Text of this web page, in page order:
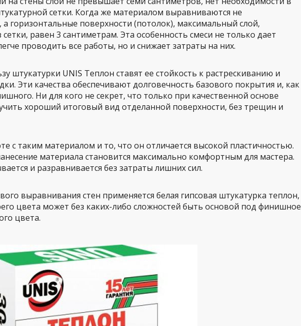
сетки. Когда же материалом выравниваются не
горизонтальные поверхности (потолок), максимальный слой,
равен 3 сантиметрам. Эта особенность смеси не только дает
проводить все работы, но и снижает затраты на них.
штукатурки UNIS Теплон ставят ее стойкость к растрескиванию и
Эти качества обеспечивают долговечность базового покрытия и, как
Ни для кого не секрет, что только при качественной основе
хороший итоговый вид отделанной поверхности, без трещин и
с таким материалом и то, что он отличается высокой пластичностью.
материала становится максимально комфортным для мастера.
и разравнивается без затраты лишних сил.
выравнивания стен применяется белая гипсовая штукатурка теплон,
цвета может без каких-либо сложностей быть основой под финишное
цвета.